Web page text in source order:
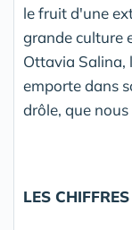
le fruit d'une
grande culture
Ottavia Salina,
emporte dans
drôle, que
LES